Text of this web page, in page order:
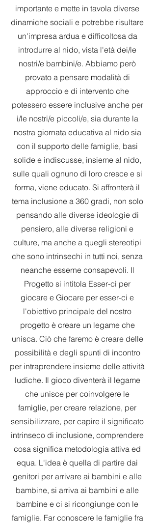
importante e mette in tavola diverse
dinamiche sociali e potrebbe risultare
un'impresa ardua e difficoltosa da
introdurre al nido, vista l'età dei/le
nostri/e bambini/e. Abbiamo però
provato a pensare modalità di
approccio e di intervento che
potessero essere inclusive anche per
i/le nostri/e piccoli/e, sia durante la
nostra giornata educativa al nido sia
con il supporto delle famiglie, basi
solide e indiscusse, insieme al nido,
sulle quali ognuno di loro cresce e si
forma, viene educato. Si affronterà il
tema inclusione a 360 gradi, non solo
pensando alle diverse ideologie di
pensiero, alle diverse religioni e
culture, ma anche a quegli stereotipi
che sono intrinsechi in tutti noi, senza
neanche esserne consapevoli. Il
Progetto si intitola Esser-ci per
giocare e Giocare per esser-ci e
l'obiettivo principale del nostro
progetto è creare un legame che
unisca. Ciò che faremo è creare delle
possibilità e degli spunti di incontro
per intraprendere insieme delle attività
ludiche. Il gioco diventerà il legame
che unisce per coinvolgere le
famiglie, per creare relazione, per
sensibilizzare, per capire il significato
intrinseco di inclusione, comprendere
cosa significa metodologia attiva ed
equa. L'idea è quella di partire dai
genitori per arrivare ai bambini e alle
bambine, si arriva ai bambini e alle
bambine e ci si ricongiunge con le
famiglie. Far conoscere le famiglie fra